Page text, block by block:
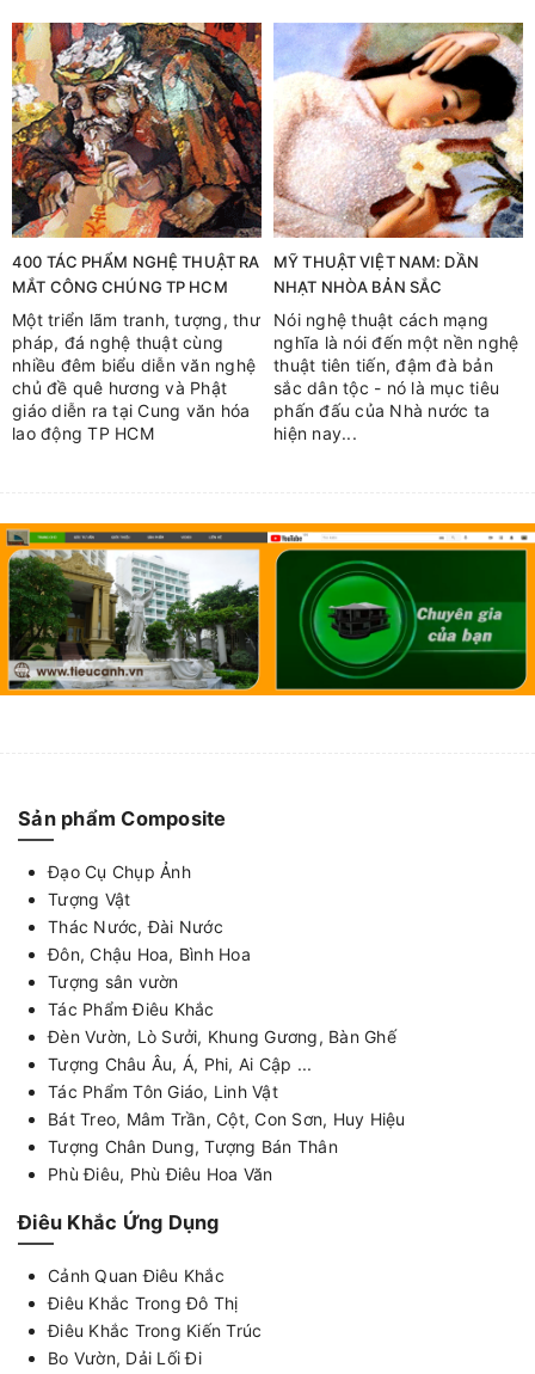
400 TÁC PHẨM NGHỆ THUẬT RA
MẮT CÔNG CHÚNG TP HCM
Một triển lãm tranh, tượng, thư
pháp, đá nghệ thuật cùng
nhiều đêm biểu diễn văn nghệ
chủ đề quê hương và Phật
giáo diễn ra tại Cung văn hóa
lao động TP HCM
MỸ THUẬT VIỆT NAM: DẦN
NHẠT NHÒA BẢN SẮC
Nói nghệ thuật cách mạng
nghĩa là nói đến một nền nghệ
thuật tiên tiến, đậm đà bản
sắc dân tộc - nó là mục tiêu
phấn đấu của Nhà nước ta
hiện nay...
Sản phẩm Composite
Đạo Cụ Chụp Ảnh
Tượng Vật
Thác Nước, Đài Nước
Đôn, Chậu Hoa, Bình Hoa
Tượng sân vườn
Tác Phẩm Điêu Khắc
Đèn Vườn, Lò Sưởi, Khung Gương, Bàn Ghế
Tượng Châu Âu, Á, Phi, Ai Cập ...
Tác Phẩm Tôn Giáo, Linh Vật
Bát Treo, Mâm Trần, Cột, Con Sơn, Huy Hiệu
Tượng Chân Dung, Tượng Bán Thân
Phù Điêu, Phù Điêu Hoa Văn
Điêu Khắc Ứng Dụng
Cảnh Quan Điêu Khắc
Điêu Khắc Trong Đô Thị
Điêu Khắc Trong Kiến Trúc
Bo Vườn, Dải Lối Đi